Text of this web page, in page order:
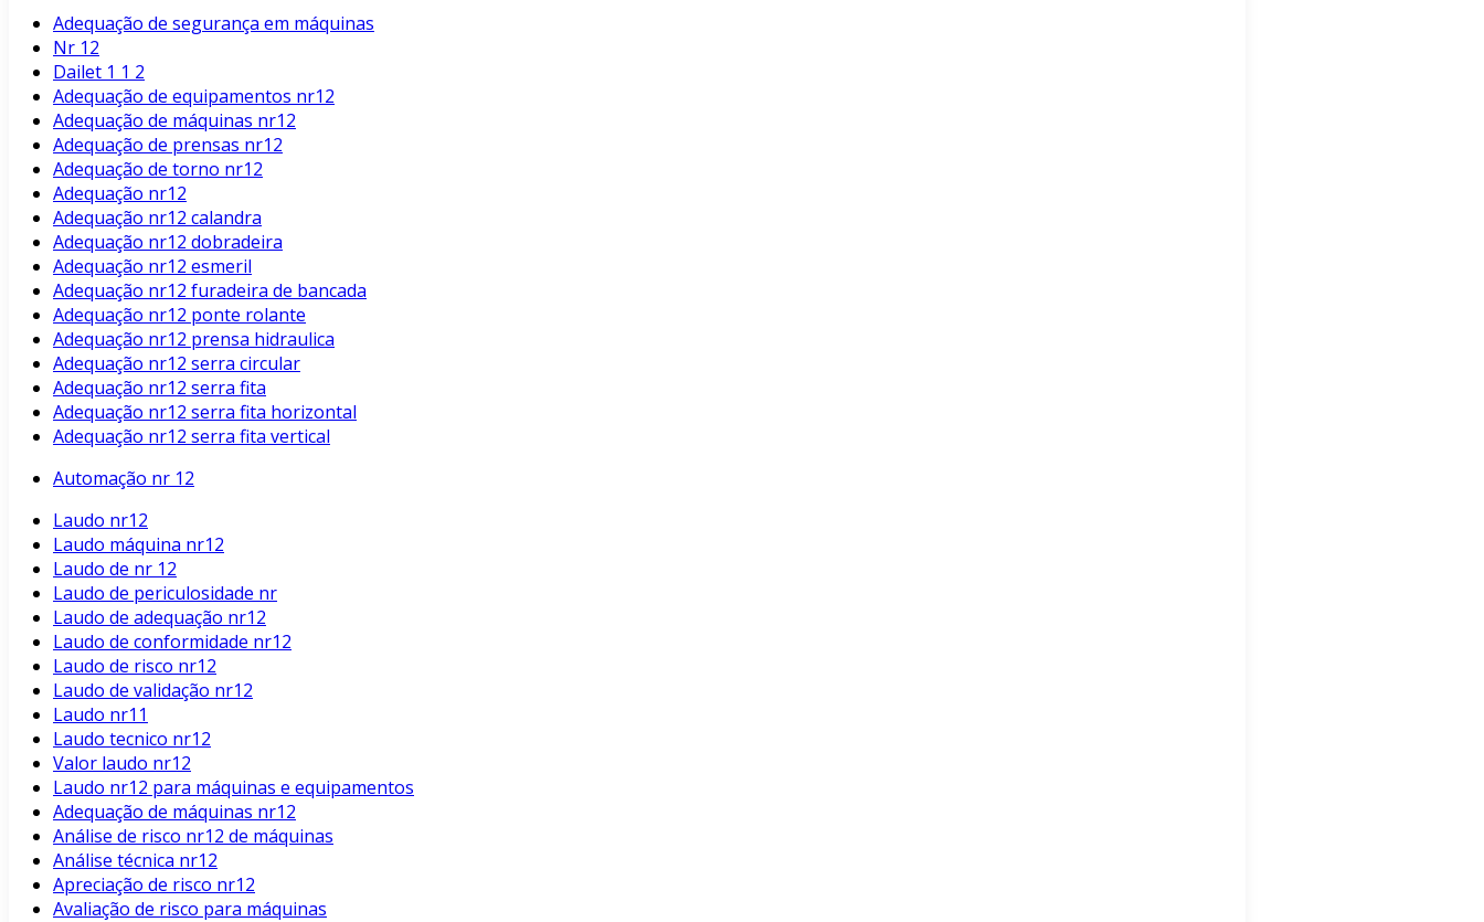
Adequação de segurança em máquinas
Nr 12
Dailet 1 1 2
Adequação de equipamentos nr12
Adequação de máquinas nr12
Adequação de prensas nr12
Adequação de torno nr12
Adequação nr12
Adequação nr12 calandra
Adequação nr12 dobradeira
Adequação nr12 esmeril
Adequação nr12 furadeira de bancada
Adequação nr12 ponte rolante
Adequação nr12 prensa hidraulica
Adequação nr12 serra circular
Adequação nr12 serra fita
Adequação nr12 serra fita horizontal
Adequação nr12 serra fita vertical
Automação nr 12
Laudo nr12
Laudo máquina nr12
Laudo de nr 12
Laudo de periculosidade nr
Laudo de adequação nr12
Laudo de conformidade nr12
Laudo de risco nr12
Laudo de validação nr12
Laudo nr11
Laudo tecnico nr12
Valor laudo nr12
Laudo nr12 para máquinas e equipamentos
Adequação de máquinas nr12
Análise de risco nr12 de máquinas
Análise técnica nr12
Apreciação de risco nr12
Avaliação de risco para máquinas